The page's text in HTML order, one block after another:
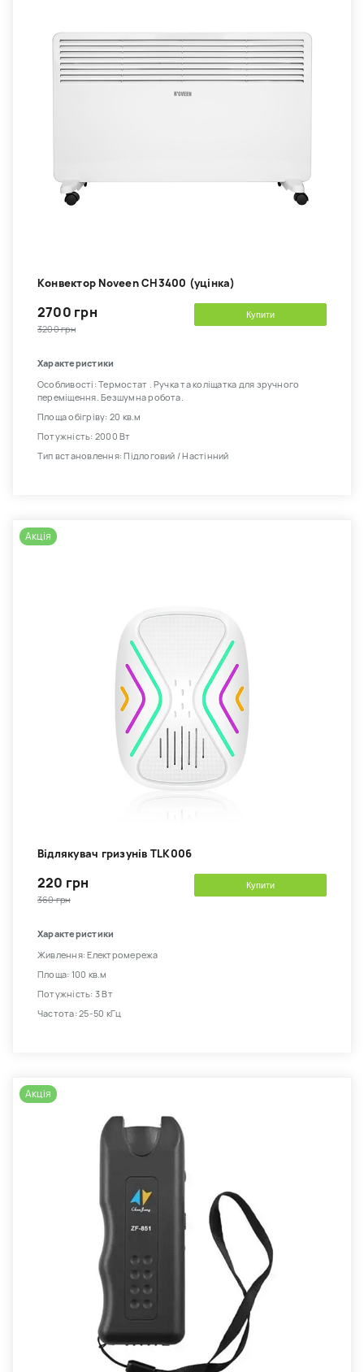
Kонвектор Noveen CH3400 (уцінка)
2700 грн
3200 грн
Купити
Характеристики
Особливості: Термостат . Ручка та коліщатка для зручного
переміщення. Безшумна робота.
Площа обігріву: 20 кв.м
Потужність: 2000 Вт
Тип встановлення: Підлоговий / Настінний
Акція
Відлякувач гризунів TLK006
220 грн
360 грн
Купити
Характеристики
Живлення: Електромережа
Площа: 100 кв.м
Потужність: 3 Вт
Частота: 25-50 кГц
Акція